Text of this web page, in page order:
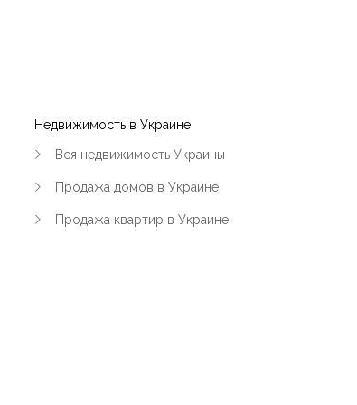
Недвижимость в Украине
Вся недвижимость Украины
Продажа домов в Украине
Продажа квартир в Украине